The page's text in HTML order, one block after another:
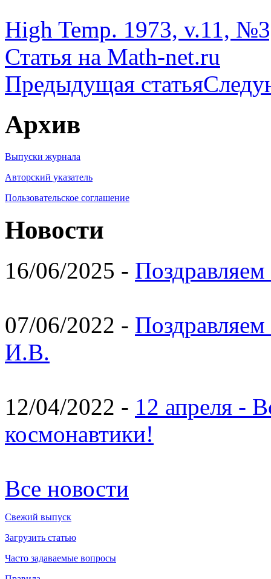
High Temp. 1973, v.11,
Статья на Math-net.ru
Предыдущая статья
Архив
Выпуски журнала
Авторский указатель
Пользовательское соглашение
Новости
16/06/2025 -
07/06/2022 -
И.В.
12/04/2022 - 12 апреля -
космонавтики!
Все новости
Свежий выпуск
Загрузить статью
Часто задаваемые вопросы